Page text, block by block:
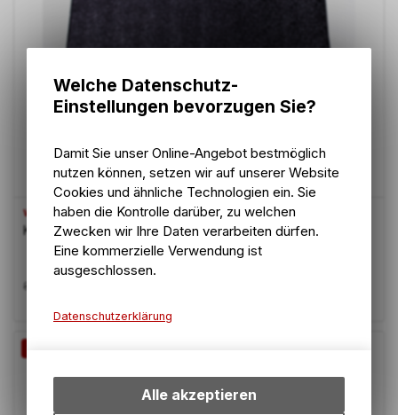
WAHOO
KICKR Trainer Trainingsmatte.
78.30
89.00
Welche Datenschutz-
Einstellungen bevorzugen Sie?
Damit Sie unser Online-Angebot bestmöglich
nutzen können, setzen wir auf unserer Website
Cookies und ähnliche Technologien ein. Sie
haben die Kontrolle darüber, zu welchen
Zwecken wir Ihre Daten verarbeiten dürfen.
Eine kommerzielle Verwendung ist
ausgeschlossen.
Datenschutzerklärung
bestimmte Interaktionen und
Einstellungen auf Ihrem Gerät,
Alle akzeptieren